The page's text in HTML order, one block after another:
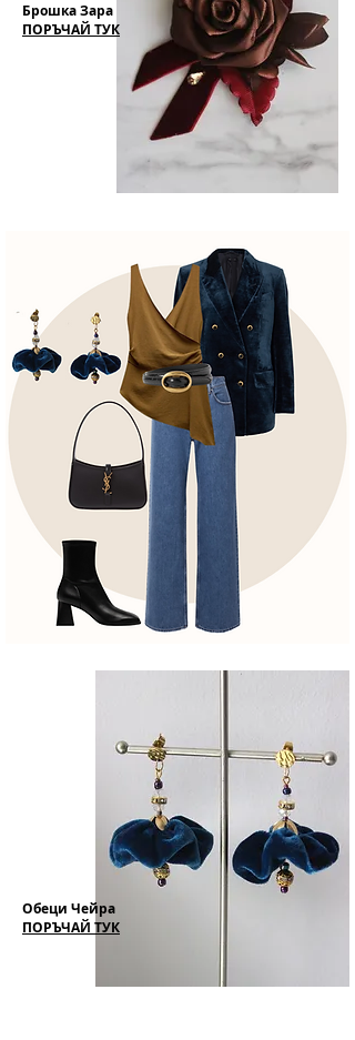
Брошка Зара
ПОРЪЧАЙ ТУК
Обеци Чейра
ПОРЪЧАЙ ТУК